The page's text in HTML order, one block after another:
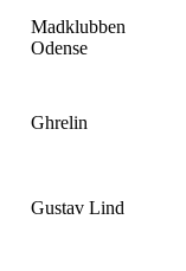
Madklubben
Odense
Ghrelin
Gustav Lind